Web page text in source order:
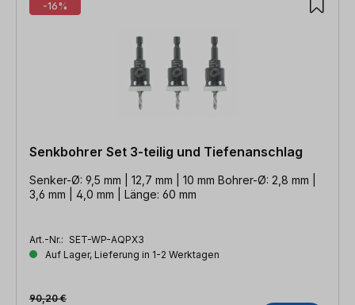
-16%
Senkbohrer Set 3-teilig und Tiefenanschlag
Senker-Ø: 9,5 mm | 12,7 mm | 10 mm Bohrer-Ø: 2,8 mm |
3,6 mm | 4,0 mm | Länge: 60 mm
Art.-Nr.: SET-WP-AQPX3
Auf Lager, Lieferung in 1-2 Werktagen
90,20 €